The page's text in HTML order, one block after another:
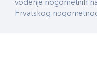
vođenje nogometnih
Hrvatskog